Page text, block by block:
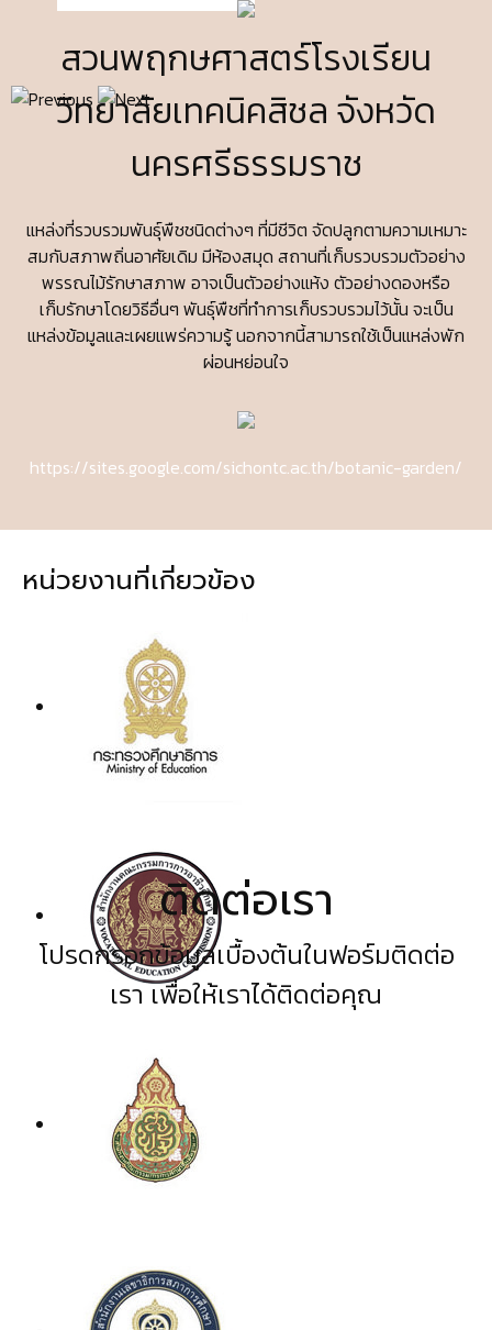
สวนพฤกษศาสตร์โรงเรียน
วิทยาลัยเทคนิคสิชล จังหวัด
นครศรีธรรมราช
แหล่งที่รวบรวมพันธุ์พืชชนิดต่างๆ ที่มีชีวิต จัดปลูกตามความเหมาะ
สมกับสภาพถิ่นอาศัยเดิม มีห้องสมุด สถานที่เก็บรวบรวมตัวอย่าง
พรรณไม้รักษาสภาพ อาจเป็นตัวอย่างแห้ง ตัวอย่างดองหรือ
เก็บรักษาโดยวิธีอื่นๆ พันธุ์พืชที่ทำการเก็บรวบรวมไว้นั้น จะเป็น
แหล่งข้อมูลและเผยแพร่ความรู้ นอกจากนี้สามารถใช้เป็นแหล่งพัก
ผ่อนหย่อนใจ
https://sites.google.com/sichontc.ac.th/botanic-garden/
หน่วยงานที่เกี่ยวข้อง
ติดต่อเรา
โปรดกรอกข้อมูลเบื้องต้นในฟอร์มติดต่อ
เรา เพื่อให้เราได้ติดต่อคุณ